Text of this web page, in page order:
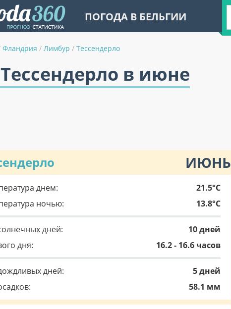
ПОГОДА В БЕЛЬГИИ
Фландрия / Лимбур / Тессендерло
в июне
ИЮНЬ
днем:
21.5°C
ночью:
13.8°C
дней:
10 дней
дня:
16.2 - 16.6 часов
дней:
5 дней
58.1 мм